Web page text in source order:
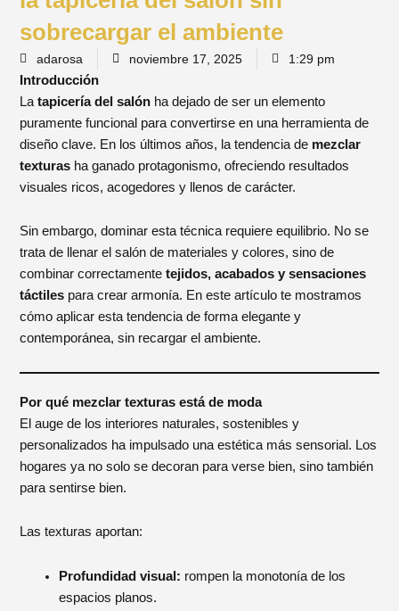
sobrecargar el ambiente
adarosa noviembre 17, 2025
1:29 pm
Introducción
La tapicería del salón ha dejado de ser un elemento
puramente funcional para convertirse en una herramienta de
diseño clave. En los últimos años, la tendencia de mezclar
texturas ha ganado protagonismo, ofreciendo resultados
visuales ricos, acogedores y llenos de carácter.
Sin embargo, dominar esta técnica requiere equilibrio. No se
trata de llenar el salón de materiales y colores, sino de
combinar correctamente tejidos, acabados y sensaciones
táctiles para crear armonía. En este artículo te mostramos
cómo aplicar esta tendencia de forma elegante y
contemporánea, sin recargar el ambiente.
Por qué mezclar texturas está de moda
El auge de los interiores naturales, sostenibles y
personalizados ha impulsado una estética más sensorial. Los
hogares ya no solo se decoran para verse bien, sino también
para sentirse bien.
Las texturas aportan:
Profundidad visual: rompen la monotonía de los
espacios planos.